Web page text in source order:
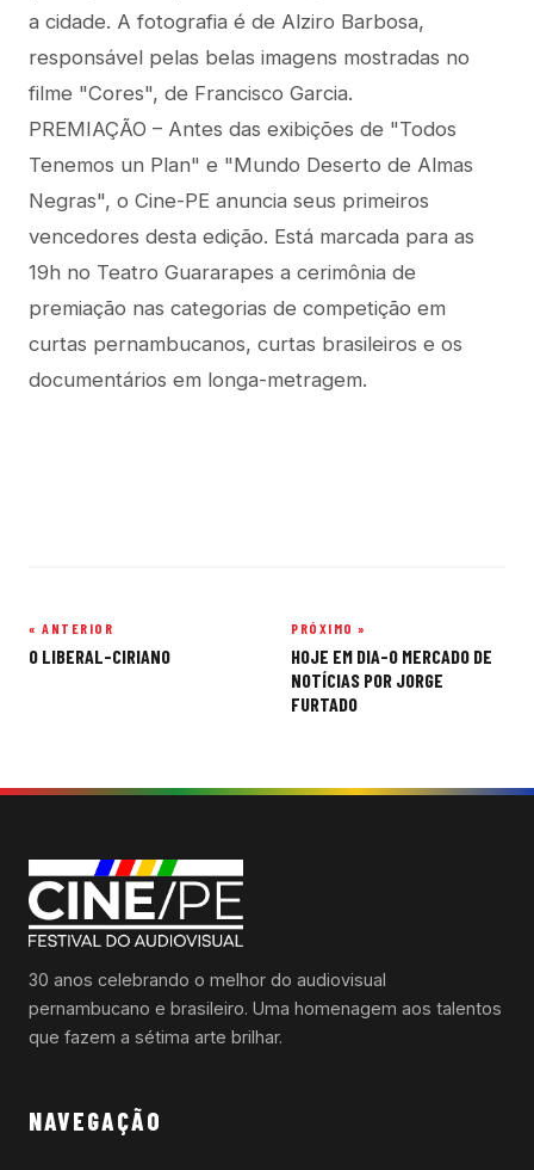
a cidade. A fotografia é de Alziro Barbosa,
responsável pelas belas imagens mostradas no
filme "Cores", de Francisco Garcia.
PREMIAÇÃO – Antes das exibições de "Todos
Tenemos un Plan" e "Mundo Deserto de Almas
Negras", o Cine-PE anuncia seus primeiros
vencedores desta edição. Está marcada para as
19h no Teatro Guararapes a cerimônia de
premiação nas categorias de competição em
curtas pernambucanos, curtas brasileiros e os
documentários em longa-metragem.
Navegação
« ANTERIOR
O LIBERAL-CIRIANO
PRÓXIMO »
HOJE EM DIA-O MERCADO DE
NOTÍCIAS POR JORGE
FURTADO
30 anos celebrando o melhor do audiovisual
pernambucano e brasileiro. Uma homenagem aos talentos
que fazem a sétima arte brilhar.
NAVEGAÇÃO